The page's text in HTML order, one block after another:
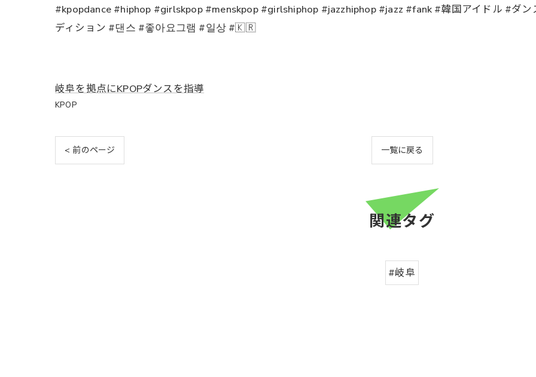
#kpopdance #hiphop #girlskpop #menskpop #girlshiphop #jazzhiphop #jazz #fank #韓国アイドル #ダ
ディション #댄스 #좋아요그램 #일상 #🇰🇷
岐阜を拠点にKPOPダンスを指導
KPOP
< 前のページ 一覧に戻る
関連タグ
#岐阜